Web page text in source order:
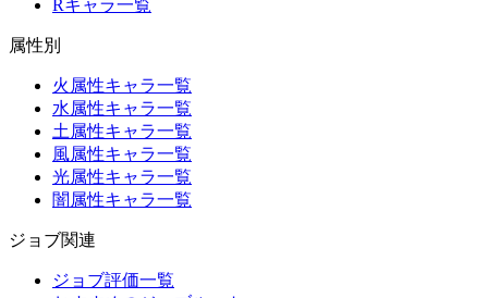
Rキャラ一覧
属性別
火属性キャラ一覧
水属性キャラ一覧
土属性キャラ一覧
風属性キャラ一覧
光属性キャラ一覧
闇属性キャラ一覧
ジョブ関連
ジョブ評価一覧